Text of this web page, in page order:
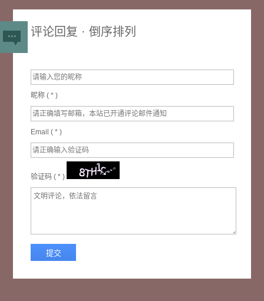
评论回复 · 倒序排列
昵称 (*)
Email (*)
验证码 (*)